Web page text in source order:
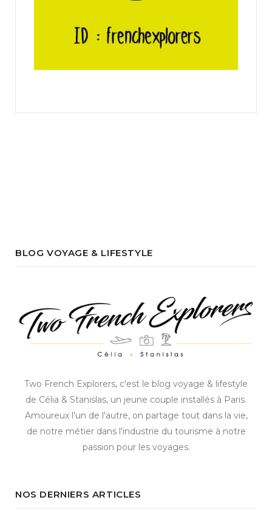
BLOG VOYAGE & LIFESTYLE
Two French Explorers, c'est le blog voyage & lifestyle
de Célia & Stanislas, un jeune couple installés à Paris.
Amoureux l'un de l'autre, on partage tout dans la vie,
de notre métier dans l'industrie du tourisme à notre
passion pour les voyages.
NOS DERNIERS ARTICLES